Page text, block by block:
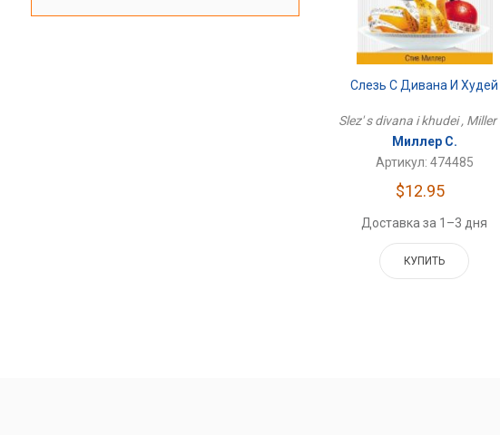
Слезь С Дивана И Худей
Slez' s divana i khudei , Miller
Миллер С.
Артикул: 474485
$12.95
Доставка за 1–3 дня
КУПИТЬ